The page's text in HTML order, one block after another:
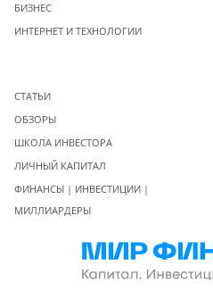
БИЗНЕС
ИНТЕРНЕТ И ТЕХНОЛОГИИ
СТАТЬИ
ОБЗОРЫ
ШКОЛА ИНВЕСТОРА
ЛИЧНЫЙ КАПИТАЛ
ФИНАНСЫ | ИНВЕСТИЦИИ |
МИЛЛИАРДЕРЫ